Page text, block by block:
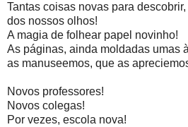
Tantas coisas novas para
dos nossos olhos!
A magia de folhear papel novinho!
As páginas, ainda moldadas umas
as manuseemos, que as
Novos professores!
Novos colegas!
Por vezes, escola nova!